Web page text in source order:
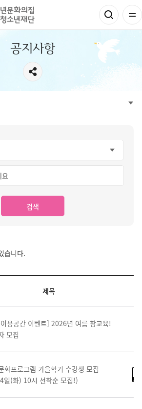
공지사항
검색
습니다.
제목
용공간 이벤트] 2026년 여름 참교육!
모집
화프로그램 가을학기 수강생 모집
일(화) 10시 선착순 모집!)